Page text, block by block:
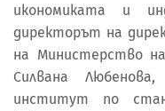
икономиката и
директорът на
на Министерство
Силвана
институт по